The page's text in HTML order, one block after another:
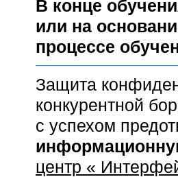
В конце
или на
процессе
Защита
конкурентной
с успехом
центр «